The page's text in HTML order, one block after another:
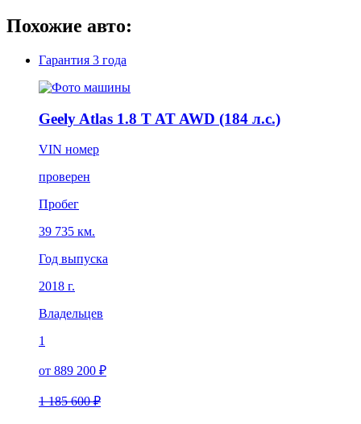
Похожие авто:
Гарантия 3 года
Geely Atlas 1.8 T AT AWD (184 л.с.)
VIN номер
проверен
Пробег
39 735 км.
Год выпуска
2018 г.
Владельцев
1
от 889 200 ₽
1 185 600 ₽